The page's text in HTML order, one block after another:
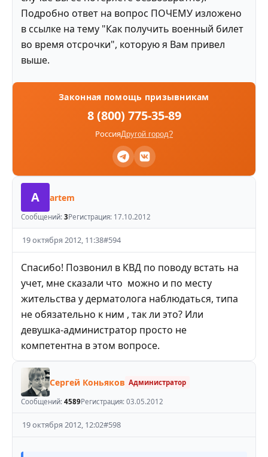
Подробно ответ на вопрос ПОЧЕМУ изложено
в ссылке на тему "Как получить военный билет
во время отсрочки", которую я Вам привел
выше.
Законная помощь призывникам
8 (800) 775-35-89
РоссияДругой город?
A artem
Сообщений: 3Регистрация: 17.10.2012
19 октября 2012, 11:38#594
Спасибо! Позвонил в КВД по поводу встать на
учет, мне сказали что можно и по месту
жительства у дерматолога наблюдаться, типа
не обязательно к ним , так ли это? Или
девушка-администратор просто не
компетентна в этом вопросе.
Сергей Коньяков Администратор
Сообщений: 4589Регистрация: 03.05.2012
19 октября 2012, 12:02#598